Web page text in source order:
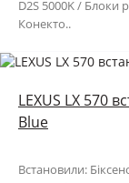
D2S 5000K / Блоки
Конекто..
LEXUS LX 570
Blue
Встановили: